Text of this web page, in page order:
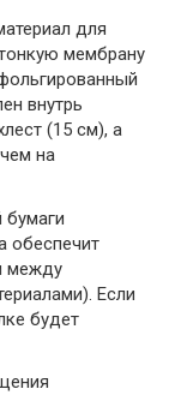
для
мембрану
внутрь
(15 см), а
на
бумаги
обеспечит
между
Если
будет